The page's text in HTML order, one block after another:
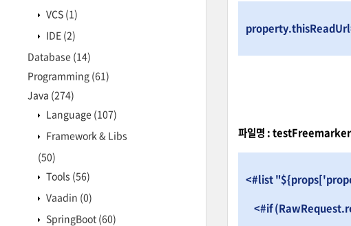
VCS (1)
IDE (2)
Database (14)
Programming (61)
Java (274)
Language (107)
Framework & Libs
(50)
Tools (56)
Vaadin (0)
SpringBoot (60)
파일명 :
<#list
<#if